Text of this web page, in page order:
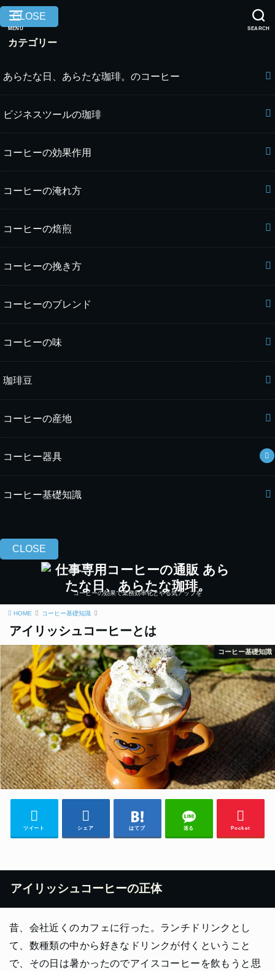
MENU
CLOSE
カテゴリー
あらたな日、あらたな珈琲。のコーヒー
ビジネスツールの珈琲
コーヒーの効果作用
コーヒーの淹れ方
コーヒーの焙煎
コーヒーの挽き方
コーヒーのブレンド
コーヒーの味
珈琲豆
コーヒーの産地
コーヒー器具
コーヒー基礎知識
CLOSE
SEARCH
コーヒーの効果で業務効率化とやる気アップを
HOME コーヒー基礎知識
アイリッシュコーヒーとは
コーヒー基礎知識
ツイート シェア はてブ 送る Pocket
アイリッシュコーヒーの正体
昔、会社近くのカフェに行った。ランチドリンクとし
て、数種類の中から好きなドリンクが付くということ
で、その日は暑かったのでアイスコーヒーを飲もうと思